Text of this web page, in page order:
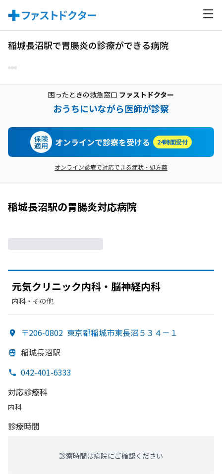
稲城長沼駅で胃腸炎の診療ができる病院
困ったときの救急窓口 ファストドクター
おうちにいながら医師が診察
保険
適用 オンラインで診察を受ける 24時間受付
オンライン診療で対応できる症状・処方薬
稲城長沼駅の胃腸炎対応病院
元気クリニック内科・脳神経内科
内科・​その他
〒206-0802 東京都稲城市東長沼５３４－１
稲城長沼駅
042-401-6333
対応診療科
内科
診療時間
診察時間は病院にご確認ください